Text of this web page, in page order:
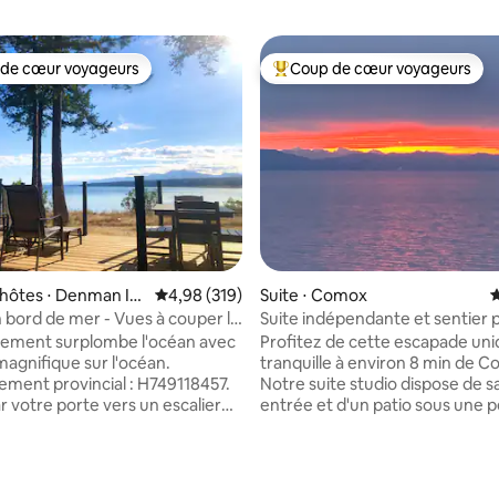
base de 119 commentaires : 4,99 sur 5
cœur voyageurs les plus appréciés
cœur voyageurs
⋅ Denman Isl
Évaluation moyenne sur la base de 319
4,98 (319)
bord de mer - Vues à couper le
plage surplombe l'océan avec
sur l'océan.
provincial : H749118457.
votre porte vers un escalier
Coups de cœur voyageurs les
Coup de cœur voyageurs
Suite ⋅ Comox
Suite indépendante et sentier
Sandy Beach
Profitez de cette escapade
tranquille à environ 8 min de
Notre suite studio dispose de
entrée et d'un patio sous une